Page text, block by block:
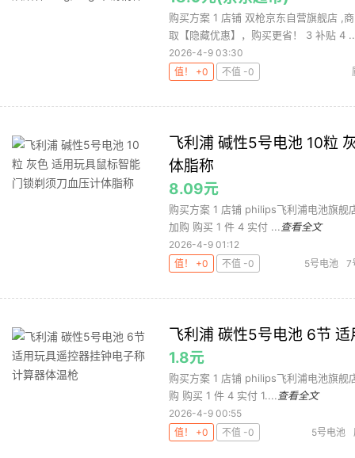
购买方案 1 店铺 双枪京东自营旗舰店 ,
取【隐藏优惠】，购买更省！ 3 补贴 4
2026-4-9 03:30
值！ +0
不值 -0
飞利浦 碱性5号电池 10粒
体脂称
8.09元
购买方案 1 店铺 philips飞利浦电池旗
加购 购买 1 件 4 实付 ... 查看全文
2026-4-9 01:12
值！ +0
不值 -0 5号电池
7
飞利浦 碳性5号电池 6节
1.8元
购买方案 1 店铺 philips飞利浦电池旗
购 购买 1 件 4 实付 1.... 查看全文
2026-4-9 00:55
值！ +0
不值 -0 5号电池